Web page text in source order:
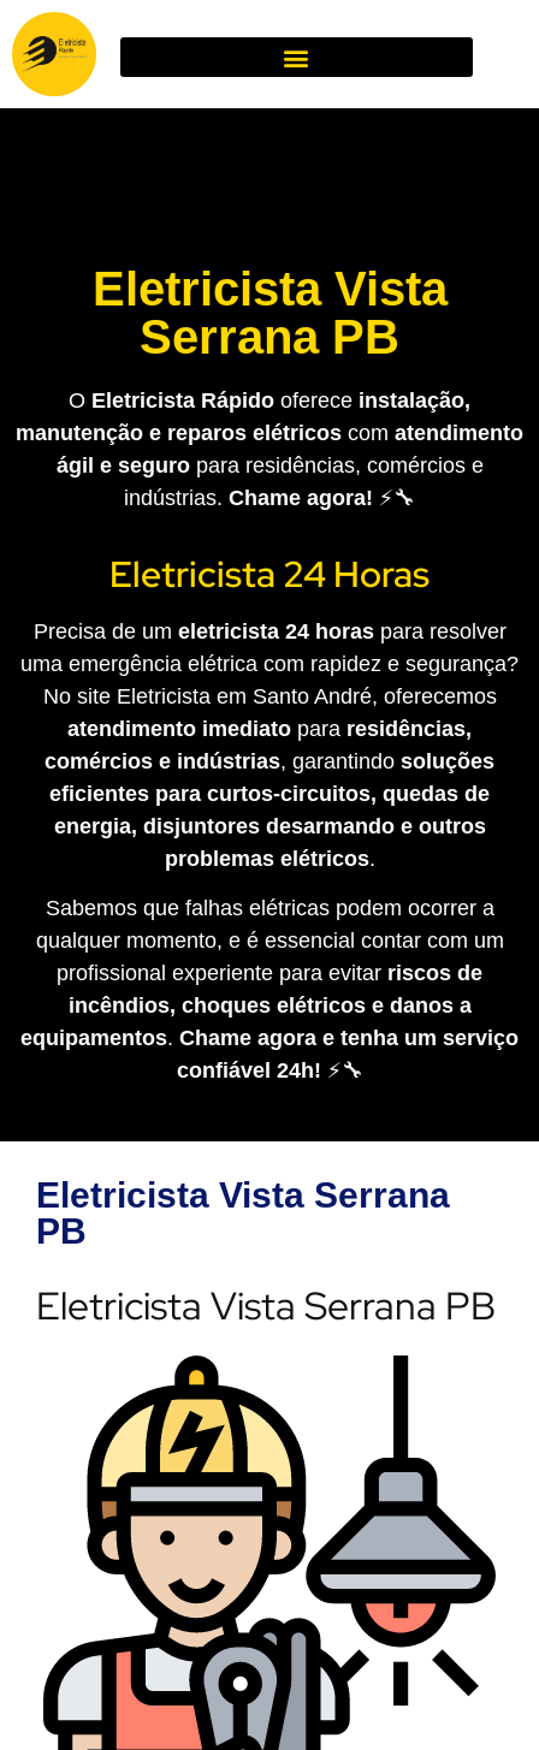
Eletricista Vista
Serrana PB
O Eletricista Rápido oferece instalação,
manutenção e reparos elétricos com atendimento
ágil e seguropara residências, comércios e
indústrias. Chame agora! ⚡🔧
Eletricista 24 Horas
Precisa de um eletricista 24 horaspara resolver
uma emergência elétrica com rapidez e segurança?
No site Eletricista em Santo André, oferecemos
atendimento imediato para residências,
comércios e indústrias, garantindo soluções
eficientes para curtos-circuitos, quedas de
energia, disjuntores desarmando e outros
problemas elétricos.
Sabemos que falhas elétricas podem ocorrer a
qualquer momento, e é essencial contar com um
profissional experiente para evitar riscos de
incêndios, choques elétricos e danos a
equipamentos. Chame agora e tenha um serviço
confiável 24h! ⚡🔧
Eletricista Vista Serrana
PB
Eletricista Vista Serrana PB